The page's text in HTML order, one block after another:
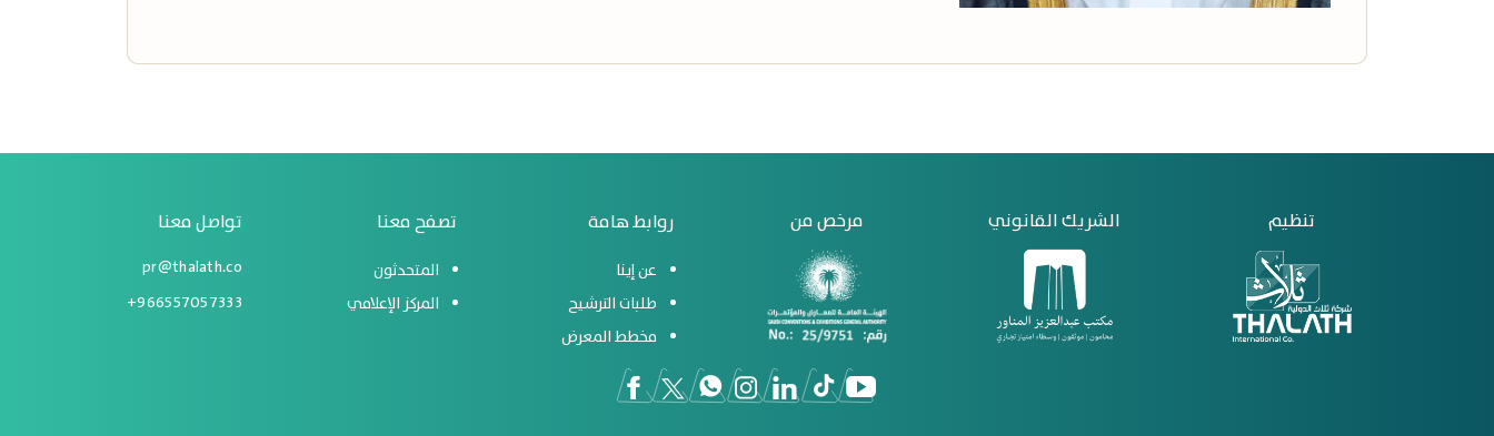
تنظيم الشريك القانوني مرخص من روابط هامة
عن إينا
طلبات الترشيح
مخطط المعرض
تصفح معنا
المتحدثون
المركز الإعلامي
تواصل معنا
pr@thalath.co
966557057333+